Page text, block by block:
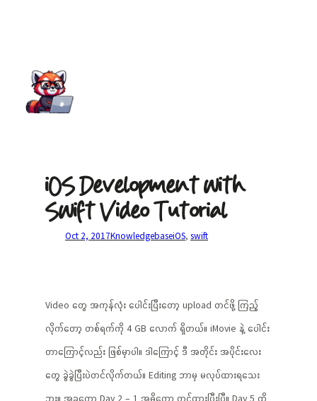
iOS Development with
Swift Video Tutorial
Oct 2, 2017KnowledgebaseiOS, swift
Video တွေ အကုန်လုံး ပေါင်းပြီးတော့ upload တင်ဖို့ ကြည့်
လိုက်တော့ တစ်ရက်ကို 4 GB လောက် ရှိတယ်။ iMovie နဲ့ ပေါင်း
တာကြောင့်လည်း ဖြစ်မှာပါ။ ဒါကြောင့် ဒီ အတိုင်း အပိုင်းလေး
တွေ ခွဲခွဲပြီးပဲတင်လိုက်တယ်။ Editing ဘာမှ မလုပ်ထားရသေး
ဘူး။ အခုတော့ Day 2 – 1 အဓိတော့ တင်ထားပြီးပြီ။ Day 5 ထိ